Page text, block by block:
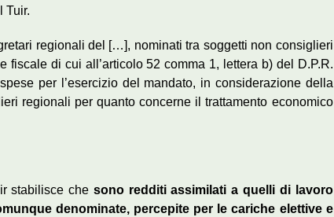
Tuir.
regionali del […], nominati tra soggetti non consiglieri
fiscale di cui all’articolo 52 comma 1, lettera b) del D.P.R.
per l’esercizio del mandato, in considerazione della
regionali per quanto concerne il trattamento economico
stabilisce che sono redditi assimilati a quelli di lavoro
denominate, percepite per le cariche elettive e